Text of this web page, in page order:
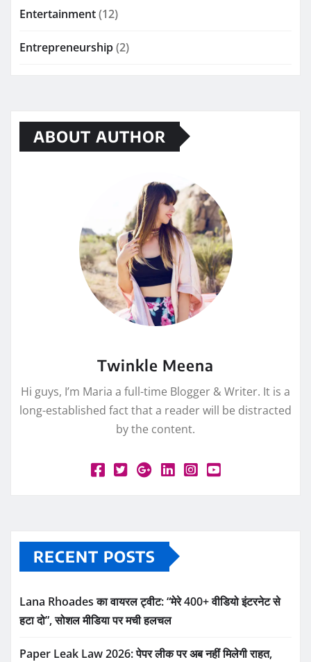
Entertainment(12)
Entrepreneurship(2)
ABOUT AUTHOR
Twinkle Meena
Hi guys, I’m Maria a full-time Blogger & Writer. It is a
long-established fact that a reader will be distracted
by the content.
RECENT POSTS
Lana Rhoades का वायरल ट्वीट: “मेरे 400+ वीडियो इंटरनेट से
हटा दो”, सोशल मीडिया पर मची हलचल
Paper Leak Law 2026: पेपर लीक पर अब नहीं मिलेगी राहत,